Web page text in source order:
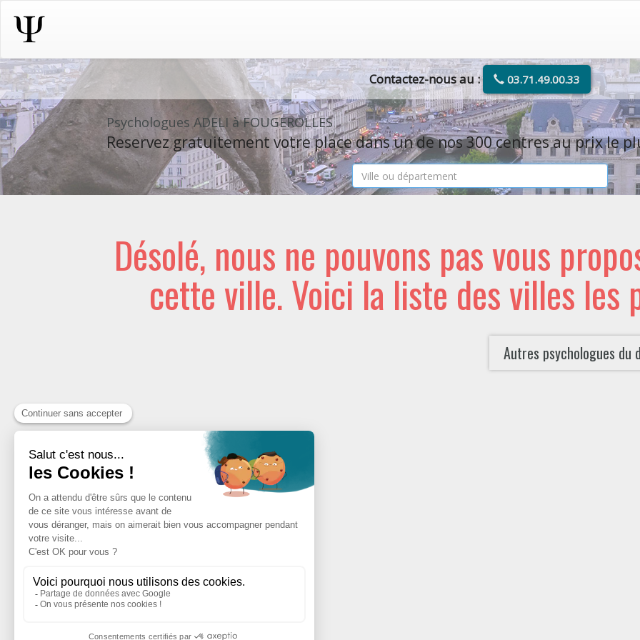
Contactez-nous au : 03.71.49.00.33
Psychologues ADELI à FOUGEROLLES
Reservez gratuitement votre place dans un de nos 300 centres au prix le
Désolé, nous ne pouvons pas vous
cette ville. Voici la liste des villes les
Autres psychologues du